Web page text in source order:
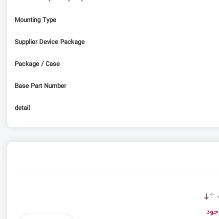
Mounting Type
Supplier Device Package
Package / Case
Base Part Number
detail